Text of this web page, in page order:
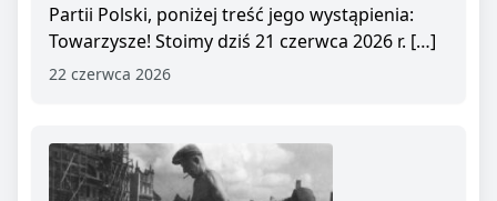
Partii Polski, poniżej treść jego wystąpienia:
Towarzysze! Stoimy dziś 21 czerwca 2026 r. […]
22 czerwca 2026